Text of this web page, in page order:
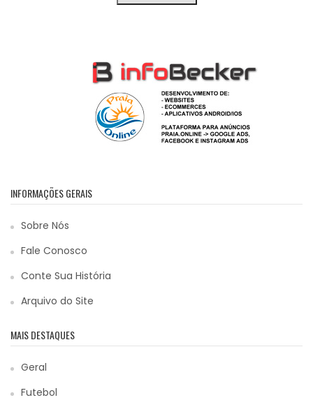
INFORMAÇÕES GERAIS
Sobre Nós
Fale Conosco
Conte Sua História
Arquivo do Site
MAIS DESTAQUES
Geral
Futebol